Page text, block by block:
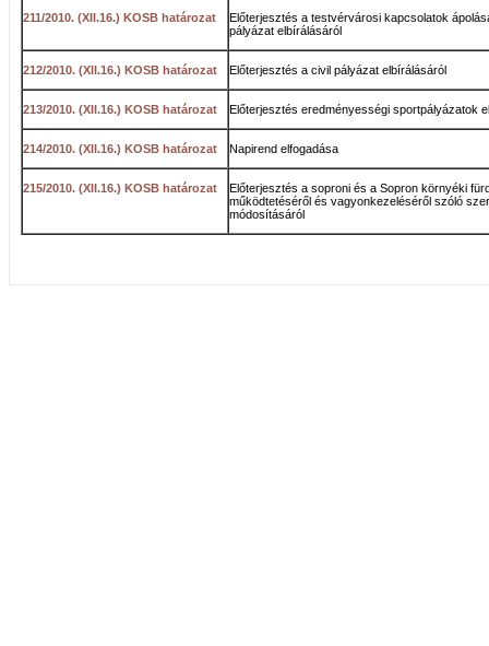
211/2010. (XII.16.) KOSB határozat
Előterjesztés a testvérvárosi kapcsolatok
pályázat elbírálásáról
212/2010. (XII.16.) KOSB határozat Előterjesztés a civil pályázat elbírálásáról
213/2010. (XII.16.) KOSB határozat Előterjesztés eredményességi sportpályázatok
214/2010. (XII.16.) KOSB határozat Napirend elfogadása
215/2010. (XII.16.) KOSB határozat
Előterjesztés a soproni és a Sopron környéki
működtetéséről és vagyonkezeléséről szóló
módosításáról